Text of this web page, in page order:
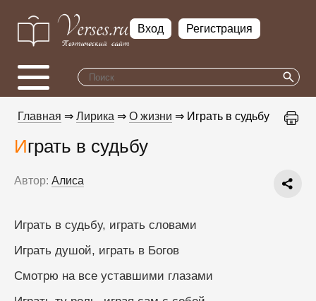
Вход Регистрация
Главная ⇒ Лирика ⇒ О жизни ⇒ Играть в судьбу
Играть в судьбу
Автор: Aлиса
Играть в судьбу, играть словами
Играть душой, играть в Богов
Смотрю на все уставшими глазами